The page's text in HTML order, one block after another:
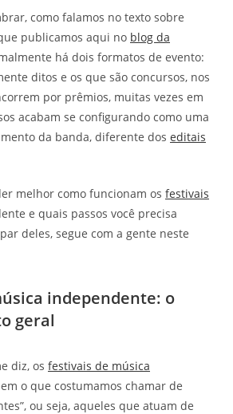
como falamos no texto sobre
publicamos aqui no blog da
há dois formatos de evento:
ditos e os que são concursos, nos
por prêmios, muitas vezes em
acabam se configurando como uma
da banda, diferente dos editais
melhor como funcionam os festivais
e quais passos você precisa
deles, segue com a gente neste
independente: o
geral
diz, os festivais de música
o que costumamos chamar de
ou seja, aqueles que atuam de